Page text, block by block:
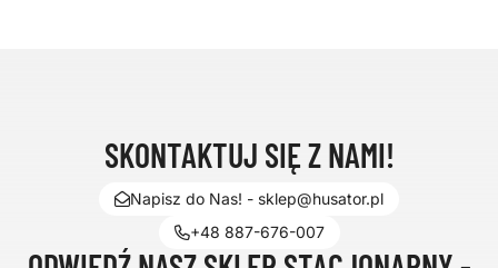
SKONTAKTUJ SIĘ Z NAMI!
Napisz do Nas! - sklep@husator.pl
+48 887-676-007